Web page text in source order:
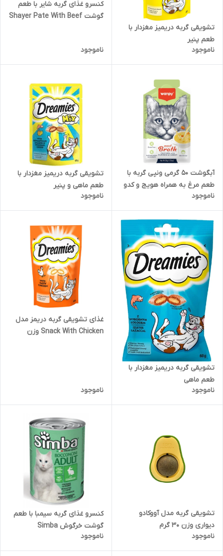
تشویقی گربه دریمیز مغزدار با
طعم پنیر
ناموجود
کنسرو غذای گربه شایر با طعم
گوشت Shayer Pate With Beef
ناموجود
آبگوشت 50 گرمی ونپی گربه با
طعم مرغ به همراه هویج و کدو
حلوایی
ناموجود
تشویقی گربه دریمیز مغزدار با
طعم ماهی و پنیر
ناموجود
تشویقی گربه دریمیز مغزدار با
طعم ماهی
ناموجود
غذای تشویقی گربه دریمز مدل
Snack With Chicken وزن
ناموجود
تشویقی گربه مدل آووکادو
دیواری وزن 30 گرم
ناموجود
کنسرو غذای گربه سیمبا با طعم
گوشت خرگوش Simba
گرم
ناموجود